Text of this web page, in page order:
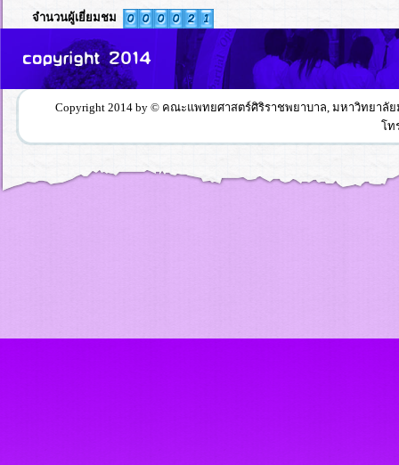
จำนวนผู้เยี่ยมชม
Copyright 2014 by © คณะแพทยศาสตร์ศิริราชพยาบาล, มหาวิทยา
โท